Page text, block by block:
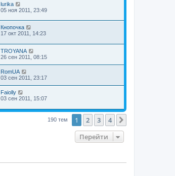
lurika
05 ноя 2011, 23:49
Кнопочка
17 окт 2011, 14:23
TROYANA
26 сен 2011, 08:15
RomUA
03 сен 2011, 23:17
Faiolly
03 сен 2011, 15:07
190 тем 1 2 3 4
Перейти